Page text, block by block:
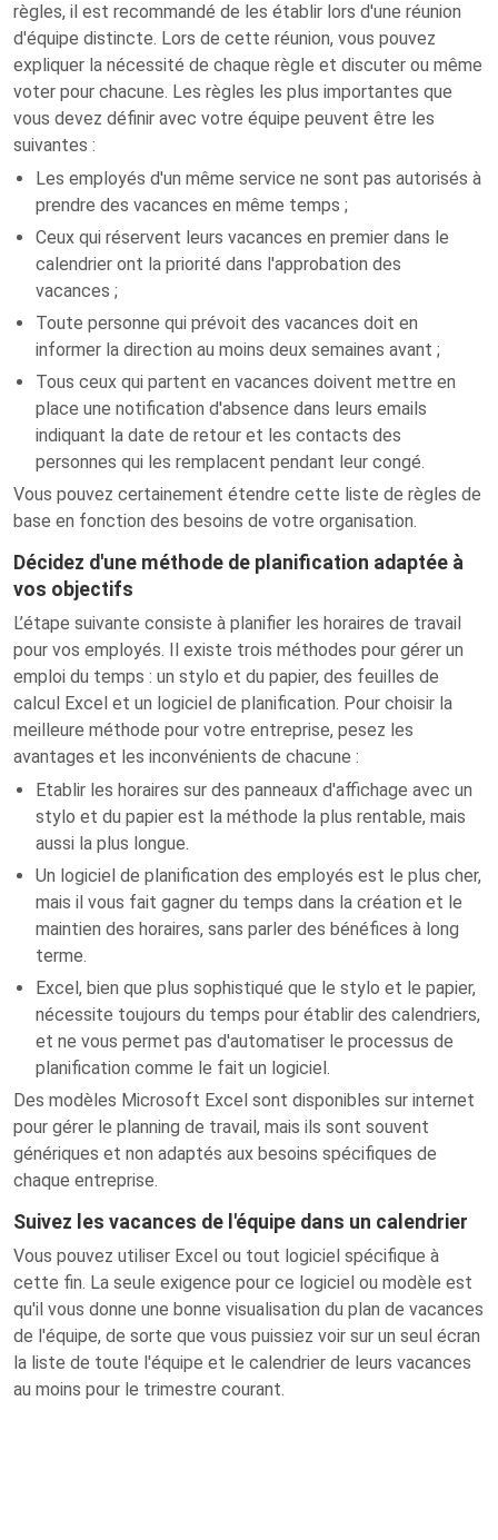
règles, il est recommandé de les établir lors d'une réunion
d'équipe distincte. Lors de cette réunion, vous pouvez
expliquer la nécessité de chaque règle et discuter ou même
voter pour chacune. Les règles les plus importantes que
vous devez définir avec votre équipe peuvent être les
suivantes :
Les employés d'un même service ne sont pas autorisés à
prendre des vacances en même temps ;
Ceux qui réservent leurs vacances en premier dans le
calendrier ont la priorité dans l'approbation des
vacances ;
Toute personne qui prévoit des vacances doit en
informer la direction au moins deux semaines avant ;
Tous ceux qui partent en vacances doivent mettre en
place une notification d'absence dans leurs emails
indiquant la date de retour et les contacts des
personnes qui les remplacent pendant leur congé.
Vous pouvez certainement étendre cette liste de règles de
base en fonction des besoins de votre organisation.
Décidez d'une méthode de planification adaptée à
vos objectifs
L’étape suivante consiste à planifier les horaires de travail
pour vos employés. Il existe trois méthodes pour gérer un
emploi du temps : un stylo et du papier, des feuilles de
calcul Excel et un logiciel de planification. Pour choisir la
meilleure méthode pour votre entreprise, pesez les
avantages et les inconvénients de chacune :
Etablir les horaires sur des panneaux d'affichage avec un
stylo et du papier est la méthode la plus rentable, mais
aussi la plus longue.
Un logiciel de planification des employés est le plus cher,
mais il vous fait gagner du temps dans la création et le
maintien des horaires, sans parler des bénéfices à long
terme.
Excel, bien que plus sophistiqué que le stylo et le papier,
nécessite toujours du temps pour établir des calendriers,
et ne vous permet pas d'automatiser le processus de
planification comme le fait un logiciel.
Des modèles Microsoft Excel sont disponibles sur internet
pour gérer le planning de travail, mais ils sont souvent
génériques et non adaptés aux besoins spécifiques de
chaque entreprise.
Suivez les vacances de l'équipe dans un calendrier
Vous pouvez utiliser Excel ou tout logiciel spécifique à
cette fin. La seule exigence pour ce logiciel ou modèle est
qu'il vous donne une bonne visualisation du plan de vacances
de l'équipe, de sorte que vous puissiez voir sur un seul écran
la liste de toute l'équipe et le calendrier de leurs vacances
au moins pour le trimestre courant.